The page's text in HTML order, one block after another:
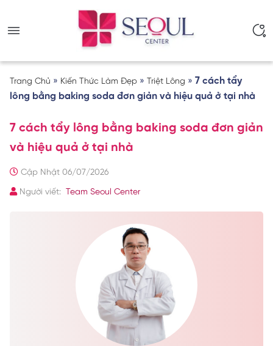
Trang Chủ » Kiến Thức Làm Đẹp » Triệt Lông » 7 cách tẩy
lông bằng baking soda đơn giản và hiệu quả ở tại nhà
7 cách tẩy lông bằng baking soda đơn giản
và hiệu quả ở tại nhà
Cập Nhật 06/07/2026
Người viết: Team Seoul Center